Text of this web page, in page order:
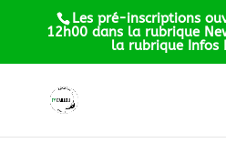
Les pré-inscriptions
12h00 dans la rubrique
la rubrique Infos